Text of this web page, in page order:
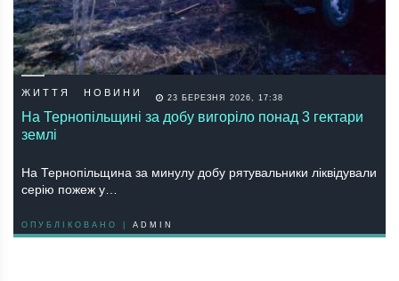
ЖИТТЯ НОВИНИ 23 БЕРЕЗНЯ 2026, 17:38
На Тернопільщині за добу вигоріло понад 3 гектари
землі
На Тернопільщина за минулу добу рятувальники ліквідували
серію пожеж у…
ОПУБЛІКОВАНО | ADMIN